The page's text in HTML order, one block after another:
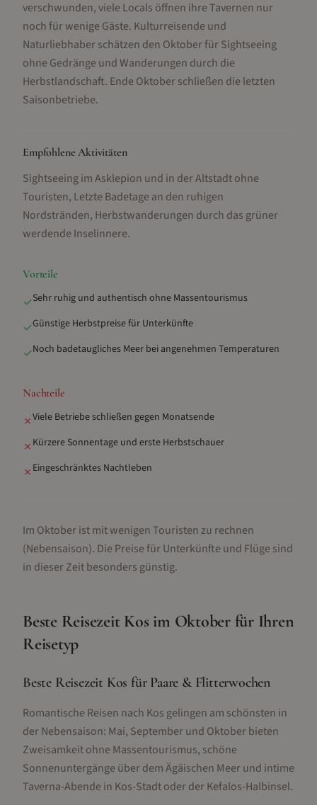
verschwunden, viele Locals öffnen ihre Tavernen nur
noch für wenige Gäste. Kulturreisende und
Naturliebhaber schätzen den Oktober für Sightseeing
ohne Gedränge und Wanderungen durch die
Herbstlandschaft. Ende Oktober schließen die letzten
Saisonbetriebe.
Empfohlene Aktivitäten
Sightseeing im Asklepion und in der Altstadt ohne
Touristen, Letzte Badetage an den ruhigen
Nordstränden, Herbstwanderungen durch das grüner
werdende Inselinnere.
Vorteile
✓Sehr ruhig und authentisch ohne Massentourismus
✓Günstige Herbstpreise für Unterkünfte
✓Noch badetaugliches Meer bei angenehmen Temperaturen
Nachteile
✗Viele Betriebe schließen gegen Monatsende
✗ Kürzere Sonnentage und erste Herbstschauer
✗ Eingeschränktes Nachtleben
Im Oktober ist mit wenigen Touristen zu rechnen
(Nebensaison). Die Preise für Unterkünfte und Flüge sind
in dieser Zeit besonders günstig.
Beste Reisezeit Kos im Oktoberfür Ihren
Reisetyp
Beste Reisezeit Kos für Paare & Flitterwochen
Romantische Reisen nach Kos gelingen am schönsten in
der Nebensaison: Mai, September und Oktober bieten
Zweisamkeit ohne Massentourismus, schöne
Sonnenuntergänge über dem Ägäischen Meer und intime
Taverna-Abende in Kos-Stadt oder der Kefalos-Halbinsel.